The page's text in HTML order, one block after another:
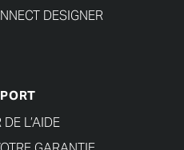
DESIGNER
L’AIDE